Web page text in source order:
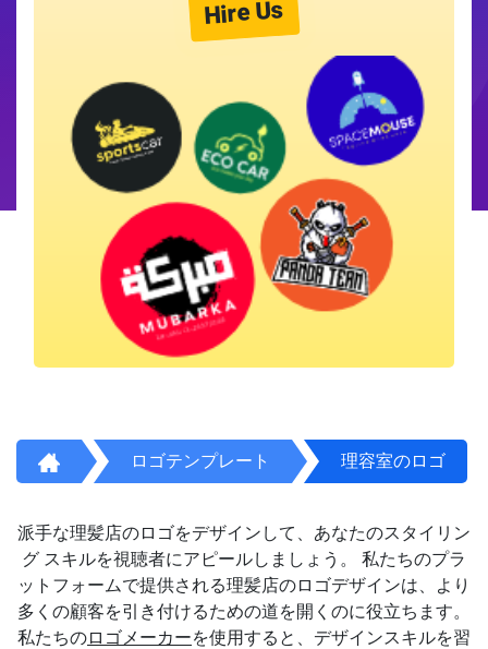
Hire Us
ロゴテンプレート 理容室のロゴ
派手な理髪店のロゴをデザインして、あなたのスタイリン
グ スキルを視聴者にアピールしましょう。 私たちのプラ
ットフォームで提供される理髪店のロゴデザインは、より
多くの顧客を引き付けるための道を開くのに役立ちます。
私たちのロゴメーカーを使用すると、デザインスキルを習